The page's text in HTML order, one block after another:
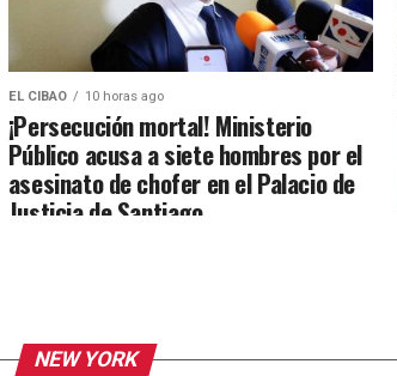
EL CIBAO 10 horas ago
¡Persecución mortal! Ministerio
Público acusa a siete hombres por el
asesinato de chofer en el Palacio de
Justicia de Santiago
NEW YORK